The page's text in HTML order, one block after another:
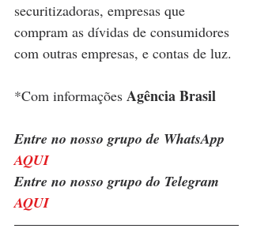
securitizadoras, empresas que
compram as dívidas de consumidores
com outras empresas, e contas de luz.
*Com informações Agência Brasil
Entre no nosso grupo de WhatsApp
AQUI
Entre no nosso grupo do Telegram
AQUI